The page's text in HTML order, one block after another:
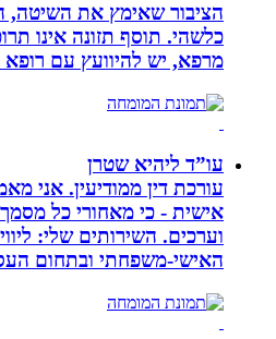
הציבור שאימץ את השיטה,
כלשהי. תוסף תזונה אינו תרופה
מרפא, יש להיוועץ עם רופא
עו”ד ליהיא שטרן
עורכת דין ממודיעין. אני
אישית - כי מאחורי כל מסמך
וערכים. השירותים שלי: ליווי
האישי-משפחתי ובתחום העסקי-